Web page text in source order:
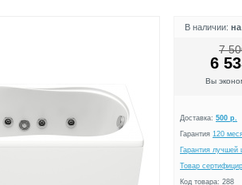
В наличии:
7
6
Вы
Доставка: 500 р.
Гарантия 120
Гарантия лучшей
Товар
Код товара: 288